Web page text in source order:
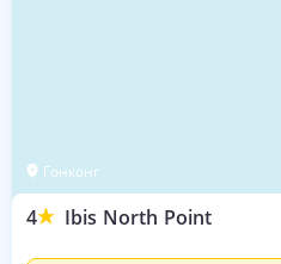
Гонконг
4 Ibis North Point